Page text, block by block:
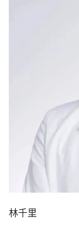
林千里